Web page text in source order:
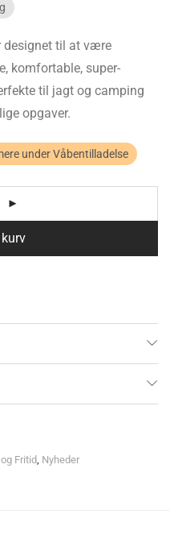
designet til at være
komfortable, super-
til jagt og camping
opgaver.
under Våbentilladelse
Fritid, Nyheder